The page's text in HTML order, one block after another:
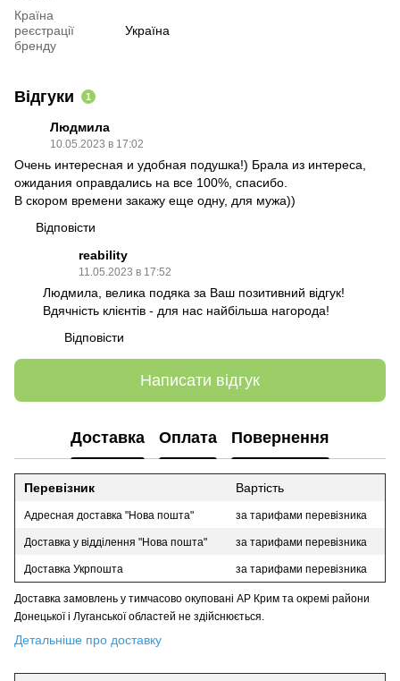
Країна
реєстрації
бренду
Україна
Відгуки 1
Людмила
10.05.2023 в 17:02
Очень интересная и удобная подушка!) Брала из интереса,
ожидания оправдались на все 100%, спасибо.
В скором времени закажу еще одну, для мужа))
Відповісти
reability
11.05.2023 в 17:52
Людмила, велика подяка за Ваш позитивний відгук!
Вдячність клієнтів - для нас найбільша нагорода!
Відповісти
Написати відгук
Доставка Оплата Повернення
Перевізник Вартість
Адресная доставка "Нова пошта" за тарифами перевізника
Доставка у відділення "Нова пошта" за тарифами перевізника
Доставка Укрпошта за тарифами перевізника
Доставка замовлень у тимчасово окуповані АР Крим та окремі райони
Донецької і Луганської областей не здійснюється.
Детальніше про доставку